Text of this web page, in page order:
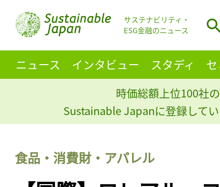
サステナビリティ・
ESG金融のニュース
ニュース インタビュー スタディ
時価総額上位100社
Sustainable Japanに登録して
食品・消費財・アパレル